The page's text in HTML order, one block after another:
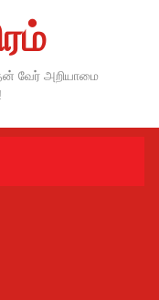
வேர் அறியாமை